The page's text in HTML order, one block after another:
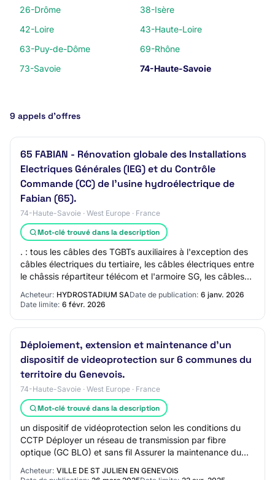
26-Drôme
38-Isère
42-Loire
43-Haute-Loire
63-Puy-de-Dôme
69-Rhône
73-Savoie
74-Haute-Savoie
9 appels d’offres
65 FABIAN - Rénovation globale des Installations
Electriques Générales (IEG) et du Contrôle
Commande (CC) de l'usine hydroélectrique de
Fabian (65).
74-Haute-Savoie · West Europe · France
Mot-clé trouvé dans la description
. : tous les câbles des TGBTs auxiliaires à l'exception des
câbles électriques du tertiaire, les câbles électriques entre
le châssis répartiteur télécom et l'armoire SG, les câbles
Acheteur: HYDROSTADIUM SADate de publication: 6 janv. 2026
Date limite: 6 févr. 2026
Déploiement, extension et maintenance d'un
dispositif de videoprotection sur 6 communes du
territoire du Genevois.
74-Haute-Savoie · West Europe · France
Mot-clé trouvé dans la description
un dispositif de vidéoprotection selon les conditions du
CCTP Déployer un réseau de transmission par fibre
optique (GC BLO) et sans fil Assurer la maintenance du
Acheteur: VILLE DE ST JULIEN EN GENEVOIS